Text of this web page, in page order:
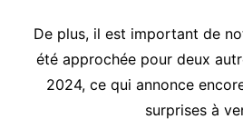
De plus, il est important de
été approchée pour deux
2024, ce qui annonce
surprises à